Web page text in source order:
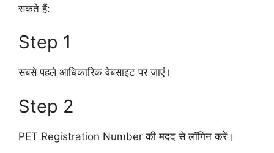
सकते हैं:
Step 1
सबसे पहले आधिकारिक वेबसाइट पर जाएं।
Step 2
PET Registration Number की मदद से लॉगिन करें।